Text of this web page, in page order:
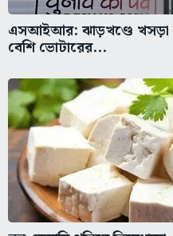
এসআইআর: ঝাড়খণ্ডে খসড়া
বেশি ভোটারের...